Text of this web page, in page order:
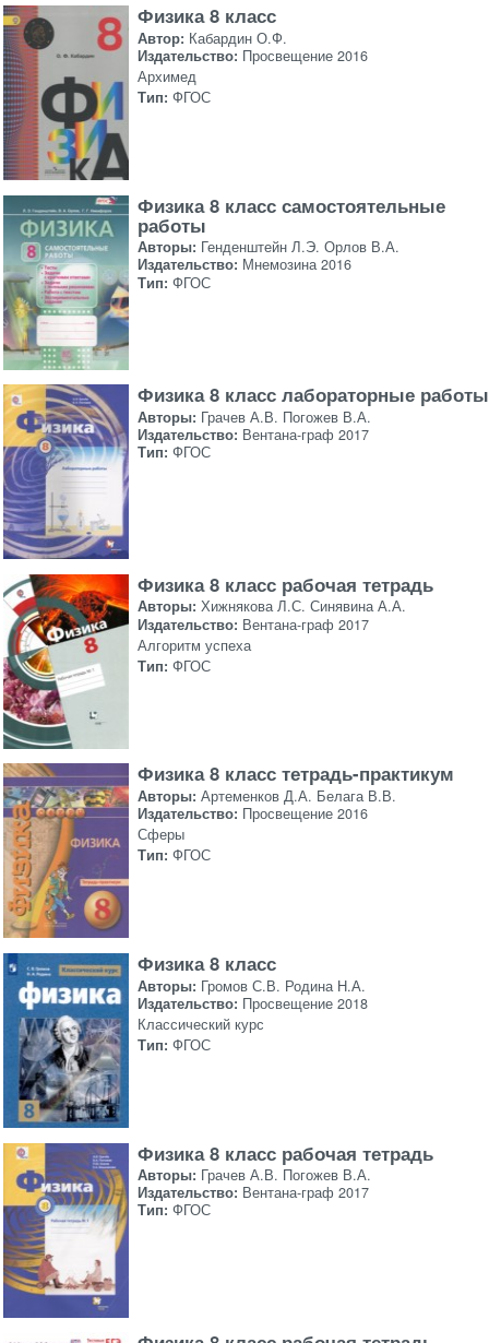
Физика 8 класс
Автор: Кабардин О.Ф.
Издательство: Просвещение 2016
Архимед
Тип: ФГОС
Физика 8 класс самостоятельные
работы
Авторы: Генденштейн Л.Э. Орлов В.А.
Издательство: Мнемозина 2016
Тип: ФГОС
Физика 8 класс лабораторные работы
Авторы: Грачев А.В. Погожев В.А.
Издательство: Вентана-граф 2017
Тип: ФГОС
Физика 8 класс рабочая тетрадь
Авторы: Хижнякова Л.С. Синявина А.А.
Издательство: Вентана-граф 2017
Алгоритм успеха
Тип: ФГОС
Физика 8 класс тетрадь-практикум
Авторы: Артеменков Д.А. Белага В.В.
Издательство: Просвещение 2016
Сферы
Тип: ФГОС
Физика 8 класс
Авторы: Громов С.В. Родина Н.А.
Издательство: Просвещение 2018
Классический курс
Тип: ФГОС
Физика 8 класс рабочая тетрадь
Авторы: Грачев А.В. Погожев В.А.
Издательство: Вентана-граф 2017
Тип: ФГОС